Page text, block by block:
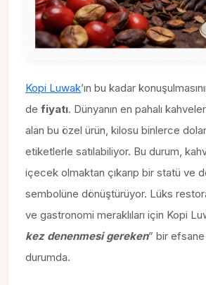
Kopi Luwak’ın bu kadar
de fiyatı. Dünyanın en pahalı
alan bu özel ürün, kilosu binlerce
etiketlerle satılabiliyor. Bu durum,
içecek olmaktan çıkarıp bir statü ve
sembolüne dönüştürüyor. Lüks
ve gastronomi meraklıları için Kopi
kez denenmesi gereken” bir
durumda.